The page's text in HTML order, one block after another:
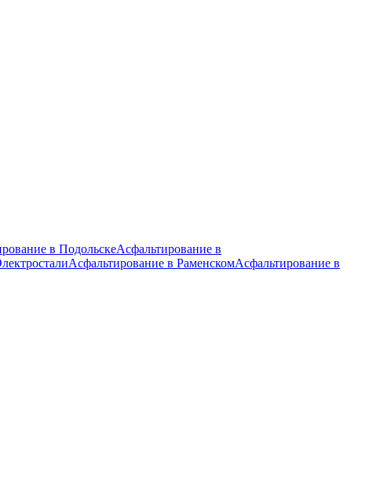
в ПодольскеАсфальтирование в
Асфальтирование в РаменскомАсфальтирование в